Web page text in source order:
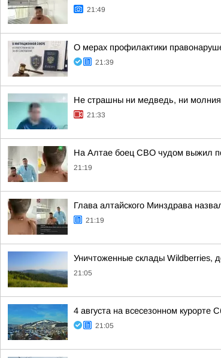
21:49
О мерах профилактики
21:39
Не страшны ни медведь, ни
21:33
На Алтае боец СВО чудом выжил
21:19
Глава алтайского Минздрава
21:19
Уничтоженные склады Wildberries,
21:05
4 августа на всесезонном курорте
21:05